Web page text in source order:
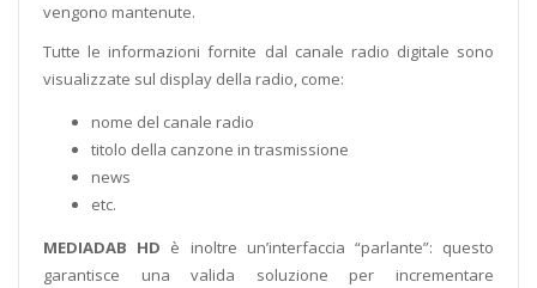
vengono mantenute.
Tutte le informazioni fornite dal canale radio digitale sono
visualizzate sul display della radio, come:
nome del canale radio
titolo della canzone in trasmissione
news
etc.
MEDIADAB HD è inoltre un’interfaccia “parlante”: questo
garantisce una valida soluzione per incrementare